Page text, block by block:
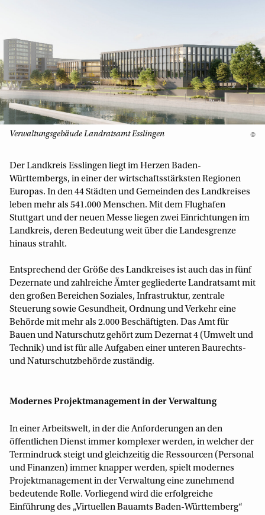
Verwaltungsgebäude Landratsamt Esslingen ©
Der Landkreis Esslingen liegt im Herzen Baden-
Württembergs, in einer der wirtschaftsstärksten Regionen
Europas. In den 44 Städten und Gemeinden des Landkreises
leben mehr als 541.000 Menschen. Mit dem Flughafen
Stuttgart und der neuen Messe liegen zwei Einrichtungen im
Landkreis, deren Bedeutung weit über die Landesgrenze
hinaus strahlt.
Entsprechend der Größe des Landkreises ist auch das in fünf
Dezernate und zahlreiche Ämter gegliederte Landratsamt mit
den großen Bereichen Soziales, Infrastruktur, zentrale
Steuerung sowie Gesundheit, Ordnung und Verkehr eine
Behörde mit mehr als 2.000 Beschäftigten. Das Amt für
Bauen und Naturschutz gehört zum Dezernat 4 (Umwelt und
Technik) und ist für alle Aufgaben einer unteren Baurechts-
und Naturschutzbehörde zuständig.
Modernes Projektmanagement in der Verwaltung
In einer Arbeitswelt, in der die Anforderungen an den
öffentlichen Dienst immer komplexer werden, in welcher der
Termindruck steigt und gleichzeitig die Ressourcen (Personal
und Finanzen) immer knapper werden, spielt modernes
Projektmanagement in der Verwaltung eine zunehmend
bedeutende Rolle. Vorliegend wird die erfolgreiche
Einführung des „Virtuellen Bauamts Baden-Württemberg“